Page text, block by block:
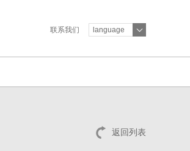
联系我们 language
返回列表